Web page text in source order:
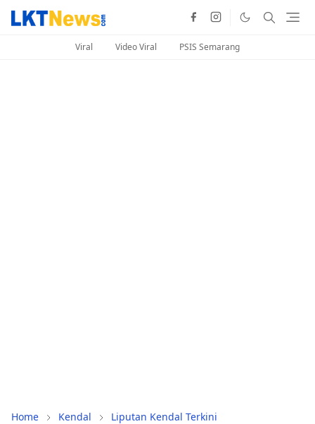
Viral Video Viral PSIS Semarang
Home Kendal Liputan Kendal Terkini